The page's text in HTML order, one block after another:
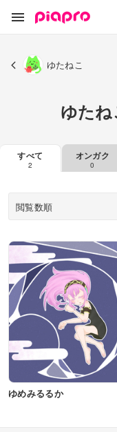
ゆたねこ
ゆた
すべて
2
オンガク
0
閲覧数順
ゆめみるるか